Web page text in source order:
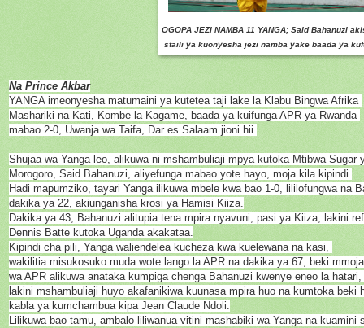
OGOPA JEZI NAMBA 11 YANGA; Said Bahanuzi
staili ya kuonyesha jezi namba yake baada ya
Na Prince Akbar
YANGA imeonyesha matumaini ya kutetea taji lake la Klabu Bingwa Afrika
Mashariki na Kati, Kombe la Kagame, baada ya kuifunga APR ya Rwanda
mabao 2-0, Uwanja wa Taifa, Dar es Salaam jioni hii.
Shujaa wa Yanga leo, alikuwa ni mshambuliaji mpya kutoka Mtibwa Sugar
Morogoro, Said Bahanuzi, aliyefunga mabao yote hayo, moja kila kipindi.
Hadi mapumziko, tayari Yanga ilikuwa mbele kwa bao 1-0, lililofungwa na
dakika ya 22, akiunganisha krosi ya Hamisi Kiiza.
Dakika ya 43, Bahanuzi alitupia tena mpira nyavuni, pasi ya Kiiza, lakini
Dennis Batte kutoka Uganda akakataa.
Kipindi cha pili, Yanga waliendelea kucheza kwa kuelewana na kasi,
wakilitia misukosuko muda wote lango la APR na dakika ya 67, beki
wa APR alikuwa anataka kumpiga chenga Bahanuzi kwenye eneo la hatari,
lakini mshambuliaji huyo akafanikiwa kuunasa mpira huo na kumtoka beki
kabla ya kumchambua kipa Jean Claude Ndoli.
Lilikuwa bao tamu, ambalo liliwanua vitini mashabiki wa Yanga na kuamini